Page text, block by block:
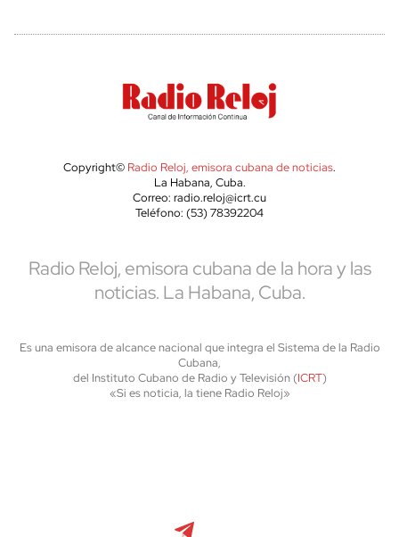
Copyright© Radio Reloj, emisora cubana de noticias.
La Habana, Cuba.
Correo: radio.reloj@icrt.cu
Teléfono: (53) 78392204
Radio Reloj, emisora cubana de la hora y las
noticias. La Habana, Cuba.
Es una emisora de alcance nacional que integra el Sistema de la Radio
Cubana,
del Instituto Cubano de Radio y Televisión (ICRT)
«Si es noticia, la tiene Radio Reloj»